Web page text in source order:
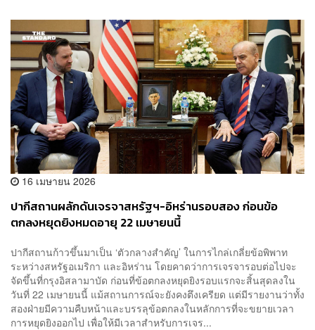
16 เมษายน 2026
ปากีสถานผลักดันเจรจาสหรัฐฯ-อิหร่านรอบสอง ก่อนข้อ
ตกลงหยุดยิงหมดอายุ 22 เมษายนนี้
ปากีสถานก้าวขึ้นมาเป็น ‘ตัวกลางสำคัญ’ ในการไกล่เกลี่ยข้อพิพาท
ระหว่างสหรัฐอเมริกา และอิหร่าน โดยคาดว่าการเจรจารอบต่อไปจะ
จัดขึ้นที่กรุงอิสลามาบัด ก่อนที่ข้อตกลงหยุดยิงรอบแรกจะสิ้นสุดลงใน
วันที่ 22 เมษายนนี้ แม้สถานการณ์จะยังคงตึงเครียด แต่มีรายงานว่าทั้ง
สองฝ่ายมีความคืบหน้าและบรรลุข้อตกลงในหลักการที่จะขยายเวลา
การหยุดยิงออกไป เพื่อให้มีเวลาสำหรับการเจร...